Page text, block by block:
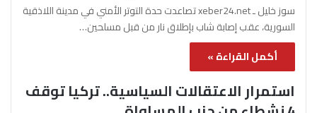
سوز خليل ـ xeber24.net تصاعدت حدة التوتر الأمني في مدينة اللاذقية
السورية، عقب إصابة شاب بإطلاق نار من قبل مسلحين…
أكمل القراءة »
استمرار الاعتقالات السياسية.. تركيا توقف